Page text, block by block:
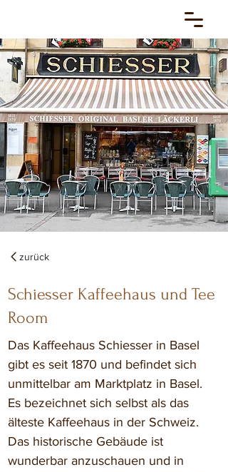
zurück
Schiesser Kaffeehaus und Tee
Room
Das Kaffeehaus Schiesser in Basel
gibt es seit 1870 und befindet sich
unmittelbar am Marktplatz in Basel.
Es bezeichnet sich selbst als das
älteste Kaffeehaus in der Schweiz.
Das historische Gebäude ist
wunderbar anzuschauen und in